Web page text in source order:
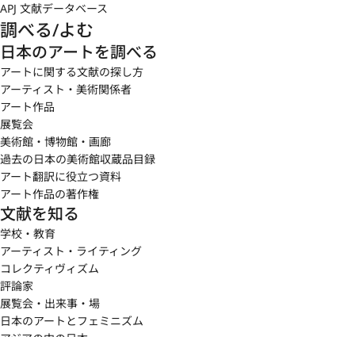
APJ 文献データベース
調べる/よむ
日本のアートを調べる
アートに関する文献の探し方
アーティスト・美術関係者
アート作品
展覧会
美術館・博物館・画廊
過去の日本の美術館収蔵品目録
アート翻訳に役立つ資料
アート作品の著作権
文献を知る
学校・教育
アーティスト・ライティング
コレクティヴィズム
評論家
展覧会・出来事・場
日本のアートとフェミニズム